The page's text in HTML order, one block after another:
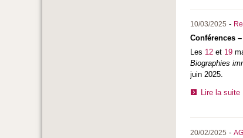
10/03/2025 -
Conférences
Les 12 et 19
Biographies
juin 2025.
Lire la suite
20/02/2025 -